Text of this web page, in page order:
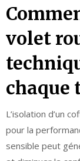
volet
chaque
L’isolation d’un
pour la
sensible peut